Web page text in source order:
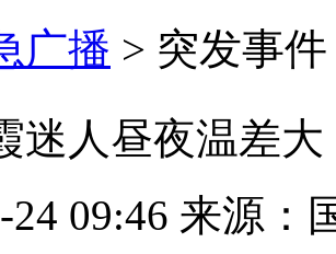
广播 > 突发事件
迷人昼夜温差
24 09:46 来源：